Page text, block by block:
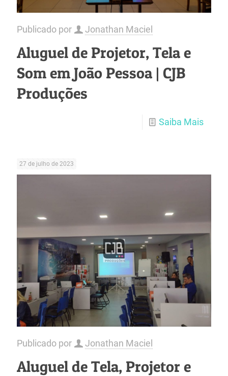
Publicado por Jonathan Maciel
Aluguel de Projetor, Tela e
Som em João Pessoa | CJB
Produções
Saiba Mais
27 de julho de 2023
Publicado por Jonathan Maciel
Aluguel de Tela, Projetor e